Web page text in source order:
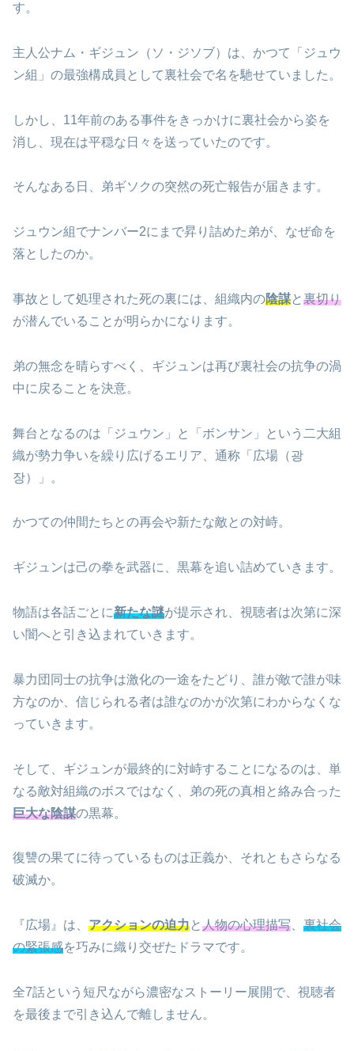
す。
主人公ナム・ギジュン（ソ・ジソブ）は、かつて「ジュウ
ン組」の最強構成員として裏社会で名を馳せていました。
しかし、11年前のある事件をきっかけに裏社会から姿を
消し、現在は平穏な日々を送っていたのです。
そんなある日、弟ギソクの突然の死亡報告が届きます。
ジュウン組でナンバー2にまで昇り詰めた弟が、なぜ命を
落としたのか。
事故として処理された死の裏には、組織内の陰謀と裏切り
が潜んでいることが明らかになります。
弟の無念を晴らすべく、ギジュンは再び裏社会の抗争の渦
中に戻ることを決意。
舞台となるのは「ジュウン」と「ボンサン」という二大組
織が勢力争いを繰り広げるエリア、通称「広場（광
장）」。
かつての仲間たちとの再会や新たな敵との対峙。
ギジュンは己の拳を武器に、黒幕を追い詰めていきます。
物語は各話ごとに新たな謎が提示され、視聴者は次第に深
い闇へと引き込まれていきます。
暴力団同士の抗争は激化の一途をたどり、誰が敵で誰が味
方なのか、信じられる者は誰なのかが次第にわからなくな
っていきます。
そして、ギジュンが最終的に対峙することになるのは、単
なる敵対組織のボスではなく、弟の死の真相と絡み合った
巨大な陰謀の黒幕。
復讐の果てに待っているものは正義か、それともさらなる
破滅か。
『広場』は、 アクションの迫力と人物の心理描写
裏社会
の緊張感を巧みに織り交ぜたドラマです。
全7話という短尺ながら濃密なストーリー展開で、視聴者
を最後まで引き込んで離しません。